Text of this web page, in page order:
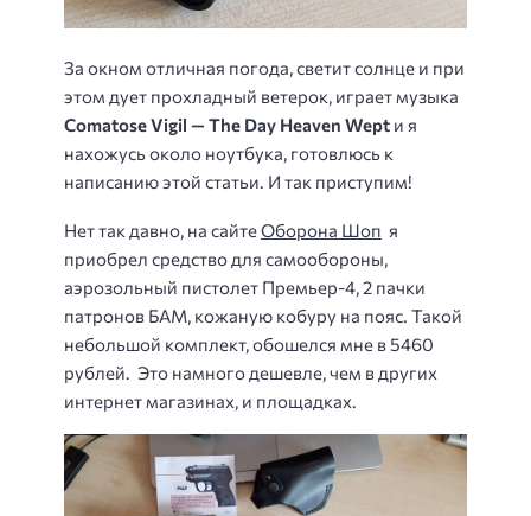
За окном отличная погода, светит солнце и при
этом дует прохладный ветерок, играет музыка
Comatose Vigil — The Day Heaven Wept и я
нахожусь около ноутбука, готовлюсь к
написанию этой статьи. И так приступим!
Нет так давно, на сайтеОборона Шоп я
приобрел средство для самообороны,
аэрозольный пистолет Премьер-4, 2 пачки
патронов БАМ, кожаную кобуру на пояс. Такой
небольшой комплект, обошелся мне в 5460
рублей. Это намного дешевле, чем в других
интернет магазинах, и площадках.